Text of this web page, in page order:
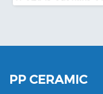
PP CERAMIC